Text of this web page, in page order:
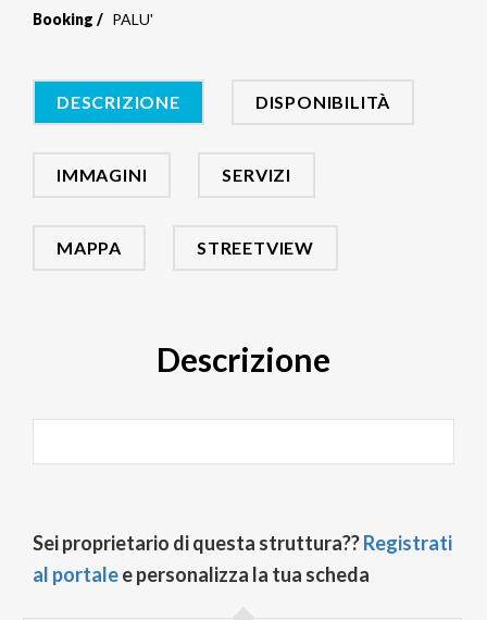
Booking PALU'
DESCRIZIONE DISPONIBILITÀ
IMMAGINI SERVIZI
MAPPA STREETVIEW
Descrizione
Sei proprietario di questa struttura??Registrati
al portalee personalizza la tua scheda